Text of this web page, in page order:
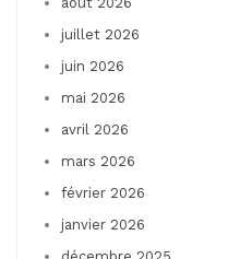
juillet 2026
juin 2026
mai 2026
avril 2026
mars 2026
février 2026
janvier 2026